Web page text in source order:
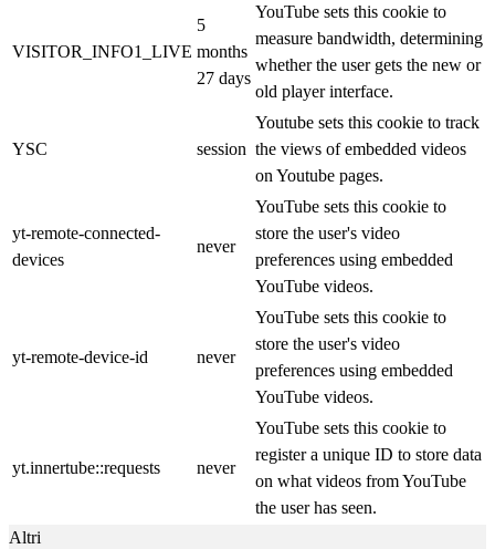
VISITOR_INFO1_LIVE
5
months
27 days
YouTube sets this cookie to
measure bandwidth, determining
whether the user gets the new or
old player interface.
YSC session
Youtube sets this cookie to track
the views of embedded videos
on Youtube pages.
yt-remote-connected-
devices
never
YouTube sets this cookie to
store the user's video
preferences using embedded
YouTube videos.
yt-remote-device-id never
YouTube sets this cookie to
store the user's video
preferences using embedded
YouTube videos.
yt.innertube::requests never
YouTube sets this cookie to
register a unique ID to store data
on what videos from YouTube
the user has seen.
Altri